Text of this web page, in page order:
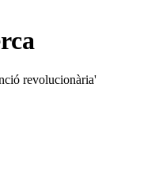
revolucionària'